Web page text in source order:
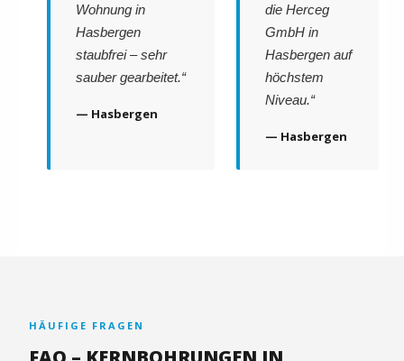
Wohnung in
Hasbergen
staubfrei – sehr
sauber gearbeitet.“
— Hasbergen
die Herceg
GmbH in
Hasbergen auf
höchstem
Niveau.“
— Hasbergen
HÄUFIGE FRAGEN